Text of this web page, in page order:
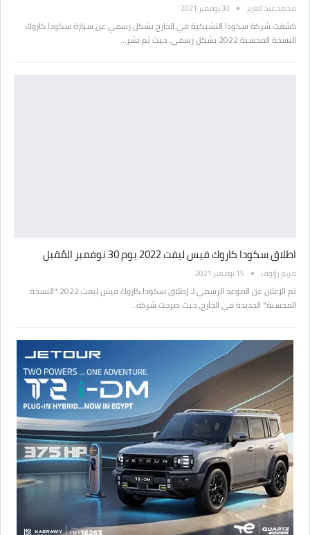
محمد عبد العزيز 30 نوفمبر 2021
كشفت شركة سكودا التشيكية في الخارج بشكل رسمي عن سيارة سكودا كاروك
النسخة المحسنة 2022 بشكل رسمي، حيث تم نشر…
اطلاق سكودا كاروك فيس ليفت 2022 يوم 30 نوفمبر المُقبل
مريم رؤوف 15 نوفمبر 2021
تم الإعلان عن الموعد الرسمي لـ إطلاق سكودا كاروك فيس ليفت 2022 "النسخة
المحسنة" الجديدة في الخارج، حيث صرحت شركة…